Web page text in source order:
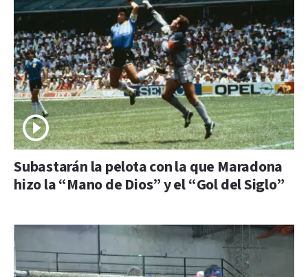
Subastarán la pelota con la que Maradona
hizo la “Mano de Dios” y el “Gol del Siglo”